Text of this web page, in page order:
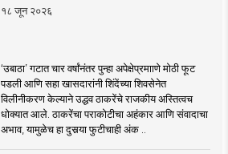
१८ जून २०२६
‘उबाठा’ गटात चार वर्षांनंतर पुन्हा अपेक्षेप्रमााणे मोठी फूट
पडली आणि सहा खासदारांनी शिंदेंच्या शिवसेनेत
विलीनीकरण केल्याने उद्धव ठाकरेंचे राजकीय अस्तित्वच
धोक्यात आले. ठाकरेंचा पराकोटीचा अहंकार आणि संवादाचा
अभाव, यामुळेच हा दुसर्‍या फुटीचाही अंक ..